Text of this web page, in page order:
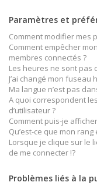
Paramètres et
Comment modifier mes
Comment empêcher
membres connectés ?
Les heures ne sont pas
J’ai changé mon
Ma langue n’est pas
A quoi correspondent
d’utilisateur ?
Comment puis-je
Qu’est-ce que mon
Lorsque je clique sur le
de me connecter !?
Problèmes liés à la